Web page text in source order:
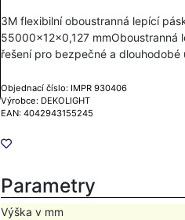
3M flexibilní oboustranná lepící
55000x12x0,127
řešení pro bezpečné a
Objednací číslo: IMPR 930406
Výrobce: DEKOLIGHT
EAN: 4042943155245
Parametry
Výška v mm